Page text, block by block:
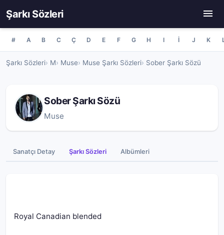
Şarkı Sözleri
# A B C Ç D E F G H I İ J K
Şarkı Sözleri M Muse Muse Şarkı Sözleri Sober Şarkı Sözü
Sober Şarkı Sözü
Muse
Sanatçı Detay Şarkı Sözleri Albümleri
Royal Canadian blended